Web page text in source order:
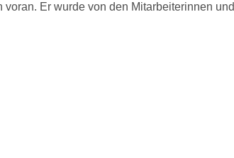
Er wurde von den Mitarbeiterinnen und